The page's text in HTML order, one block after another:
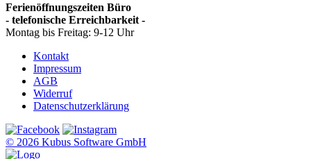
Ferienöffnungszeiten Büro
- telefonische Erreichbarkeit -
Montag bis Freitag: 9-12 Uhr
Kontakt
Impressum
AGB
Widerruf
Datenschutzerklärung
© 2026 Kubus Software GmbH